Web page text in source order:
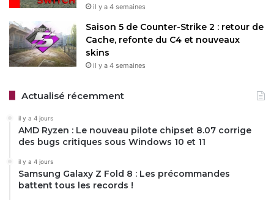
il y a 4 semaines
Saison 5 de Counter-Strike 2 : retour de
Cache, refonte du C4 et nouveaux
skins
il y a 4 semaines
Actualisé récemment
il y a 4 jours
AMD Ryzen : Le nouveau pilote chipset 8.07 corrige
des bugs critiques sous Windows 10 et 11
il y a 4 jours
Samsung Galaxy Z Fold 8 : Les précommandes
battent tous les records !